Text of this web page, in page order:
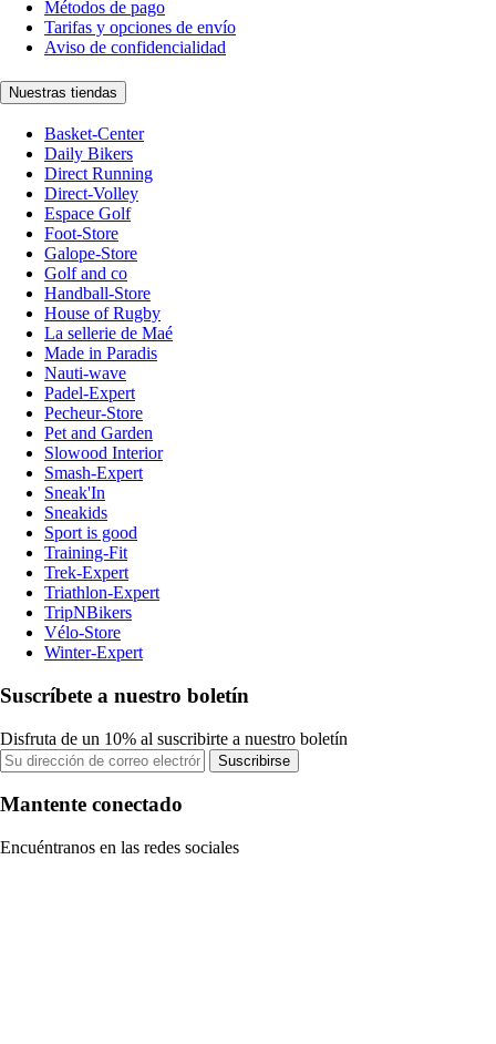
Métodos de pago
Tarifas y opciones de envío
Aviso de confidencialidad
Nuestras tiendas
Basket-Center
Daily Bikers
Direct Running
Direct-Volley
Espace Golf
Foot-Store
Galope-Store
Golf and co
Handball-Store
House of Rugby
La sellerie de Maé
Made in Paradis
Nauti-wave
Padel-Expert
Pecheur-Store
Pet and Garden
Slowood Interior
Smash-Expert
Sneak'In
Sneakids
Sport is good
Training-Fit
Trek-Expert
Triathlon-Expert
TripNBikers
Vélo-Store
Winter-Expert
Suscríbete a nuestro boletín
Disfruta de un 10% al suscribirte a nuestro boletín
Suscribirse
Mantente conectado
Encuéntranos en las redes sociales